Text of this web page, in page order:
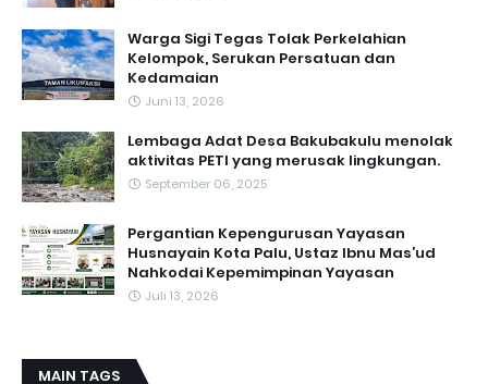
Warga Sigi Tegas Tolak Perkelahian
Kelompok, Serukan Persatuan dan
Kedamaian
Juni 13, 2026
Lembaga Adat Desa Bakubakulu menolak
aktivitas PETI yang merusak lingkungan.
September 06, 2025
Pergantian Kepengurusan Yayasan
Husnayain Kota Palu, Ustaz Ibnu Mas’ud
Nahkodai Kepemimpinan Yayasan
Juli 13, 2026
MAIN TAGS